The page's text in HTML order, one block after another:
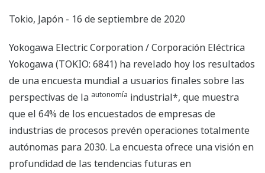
Tokio, Japón - 16 de septiembre de 2020
Yokogawa Electric Corporation / Corporación Eléctrica
Yokogawa (TOKIO: 6841) ha revelado hoy los resultados
de una encuesta mundial a usuarios finales sobre las
perspectivas de la autonomía industrial*, que muestra
que el 64% de los encuestados de empresas de
industrias de procesos prevén operaciones totalmente
autónomas para 2030. La encuesta ofrece una visión en
profundidad de las tendencias futuras en